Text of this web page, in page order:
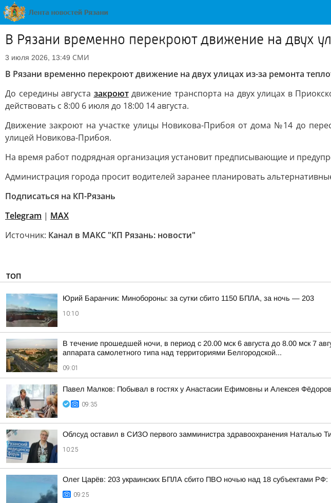
В Рязани временно перекроют движение на двух
3 июля 2026, 13:49 СМИ
В Рязани временно перекроют движение на двух улицах из-за ремонта
До середины августа закроютдвижение транспорта на двух улицах в
действовать с 8:00 6 июля до 18:00 14 августа.
Движение закроют на участке улицы Новикова-Прибоя от дома №14 до
улицей Новикова-Прибоя.
На время работ подрядная организация установит предписывающие и
Администрация города просит водителей заранее планировать
Подписаться на КП-Рязань
Telegram | МАХ
Источник: Канал в МАКС "КП Рязань: новости"
ТОП
Юрий Баранчик: Минобороны: за сутки сбито 1150 БПЛА, за ночь — 203
10:10
В течение прошедшей ночи, в период с 20.00 мск 6 августа до 8.00 мск 7
аппарата самолетного типа над территориями Белгородской...
09:01
Павел Малков: Побывал в гостях у Анастасии Ефимовны и Алексея
09:35
Облсуд оставил в СИЗО первого замминистра здравоохранения Наталью
10:25
Олег Царёв: 203 украинских БПЛА сбито ПВО ночью над 18 субъектами РФ:
09:25